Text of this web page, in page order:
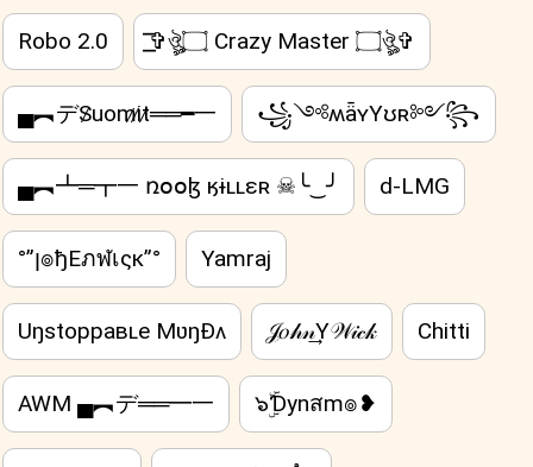
Robo 2.0 ͟͟͞͞✞ঔৣ۝ Crazy Master ۝ঔৣ✞
▄︻デS̷uom̷i̷t̷══━一 ꧁༺ʍǟʏYʊʀ༻꧂
▄︻┻═┳一 ռօօɮ ӄɨʟʟɛʀ ☠╰‿╯ d-LMG
°”ן๏ђEภฬเςк”° Yamraj
Uŋstoppaʙʟe MʋŋÐʌ 𝒥𝑜𝒽𝓃͢͢͢Y𝒲𝒾𝒸𝓀 Chitti
AWM ▄︻デ══━一 ๖ۣۜƊynสm๏❥